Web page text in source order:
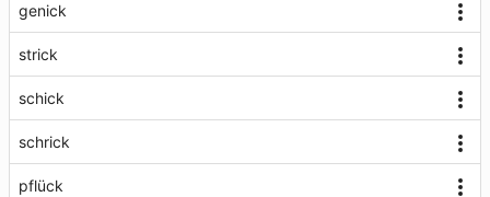
genick
strick
schick
schrick
pflück